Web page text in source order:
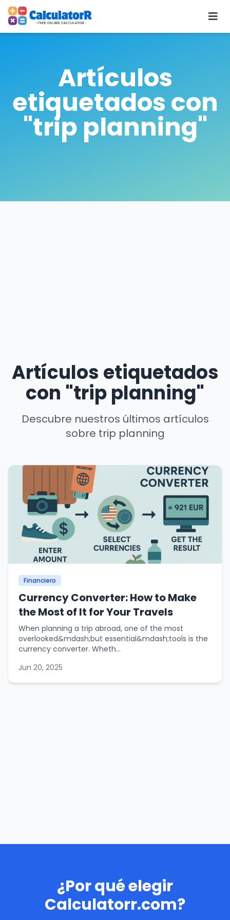
Artículos
etiquetados con
"trip planning"
Artículos etiquetados
con "trip planning"
Descubre nuestros últimos artículos
sobre trip planning
Financiero
Currency Converter: How to Make
the Most of It for Your Travels
When planning a trip abroad, one of the most
overlooked&mdash;but essential&mdash;tools is the
currency converter. Wheth...
Jun 20, 2025
¿Por qué elegir
Calculatorr.com?